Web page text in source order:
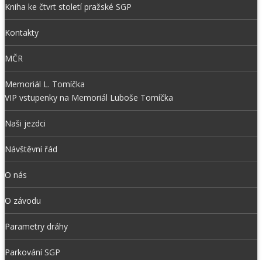
Kniha ke čtvrt století pražské SGP
Kontakty
MČR
Memoriál L. Tomíčka
VIP vstupenky na Memoriál Luboše Tomíčka
Naši jezdci
Návštěvní řád
O nás
O závodu
Parametry dráhy
Parkování SGP